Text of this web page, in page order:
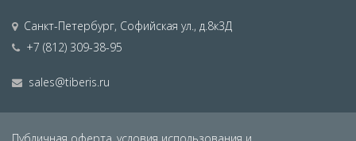
Санкт-Петербург, Софийская ул., д.8к3Д
+7 (812) 309-38-95
sales@tiberis.ru